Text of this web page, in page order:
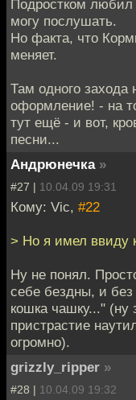
Подростком любил
могу послушать.
Но факта, что
меняет.
Там одного захода
оформление! - на
тут ещё - и вот,
песни...
Андрюнечка »
#27 | 10.04.09 19:31
Кому: Vic, #22
> Но я имел ввиду
Ну не понял.
себе бездны, и
кошка чашку..." (ну
пристрастие
огромно).
grizzly_ripper »
#28 | 10.04.09 19:32